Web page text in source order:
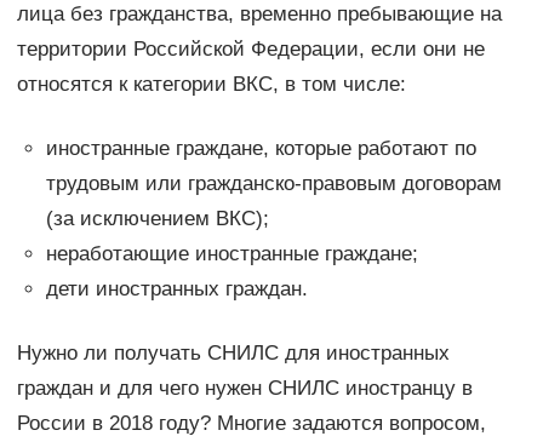
лица без гражданства, временно пребывающие на
территории Российской Федерации, если они не
относятся к категории ВКС, в том числе:
иностранные граждане, которые работают по
трудовым или гражданско-правовым договорам
(за исключением ВКС);
неработающие иностранные граждане;
дети иностранных граждан.
Нужно ли получать СНИЛС для иностранных
граждан и для чего нужен СНИЛС иностранцу в
России в 2018 году? Многие задаются вопросом,